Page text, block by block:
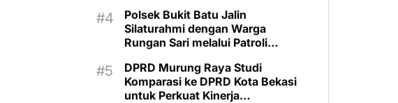
Polsek Bukit Batu Jalin
Silaturahmi dengan Warga
Rungan Sari melalui Patroli
DPRD Murung Raya Studi
Komparasi ke DPRD Kota Bekasi
untuk Perkuat Kinerja